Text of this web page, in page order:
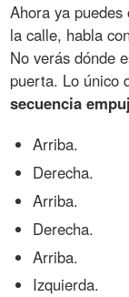
Ahora ya puedes
la calle, habla
No verás dónde
puerta. Lo único
secuencia
Arriba.
Derecha.
Arriba.
Derecha.
Arriba.
Izquierda.